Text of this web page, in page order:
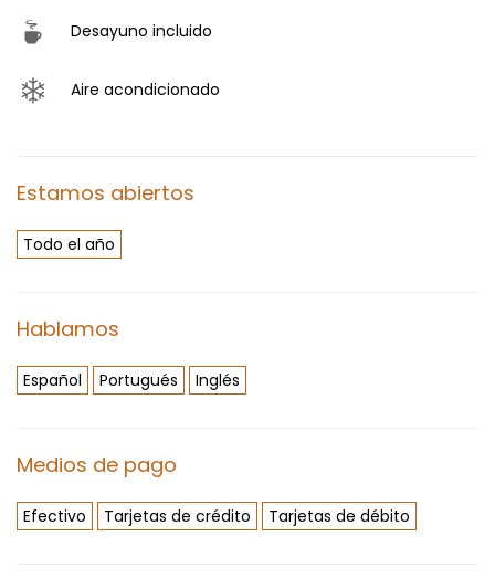
Desayuno incluido
Aire acondicionado
Estamos abiertos
Todo el año
Hablamos
Español Portugués Inglés
Medios de pago
Efectivo Tarjetas de crédito Tarjetas de débito